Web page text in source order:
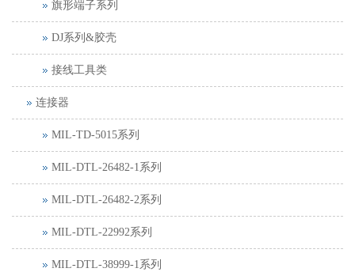
旗形端子系列
DJ系列&胶壳
接线工具类
连接器
MIL-TD-5015系列
MIL-DTL-26482-1系列
MIL-DTL-26482-2系列
MIL-DTL-22992系列
MIL-DTL-38999-1系列